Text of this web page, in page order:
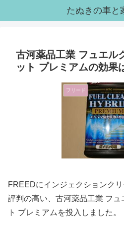
たぬきの車と
古河薬品工業 フュエル
ット プレミアムの効果
フリード
FREEDにインジェクションク
評判の高い、古河薬品工業 フュ
ト プレミアムを投入しました。